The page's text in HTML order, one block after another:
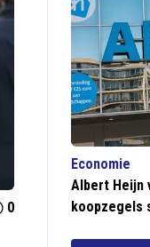
0
Economie
Albert Heijn
koopzegels